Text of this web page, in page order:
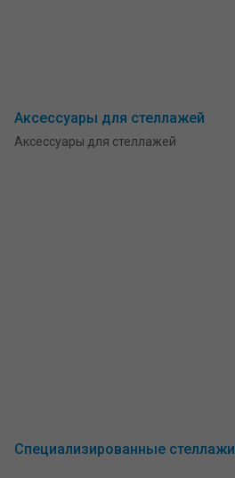
Аксессуары для стеллажей
Аксессуары для стеллажей
Специализированные стеллажи